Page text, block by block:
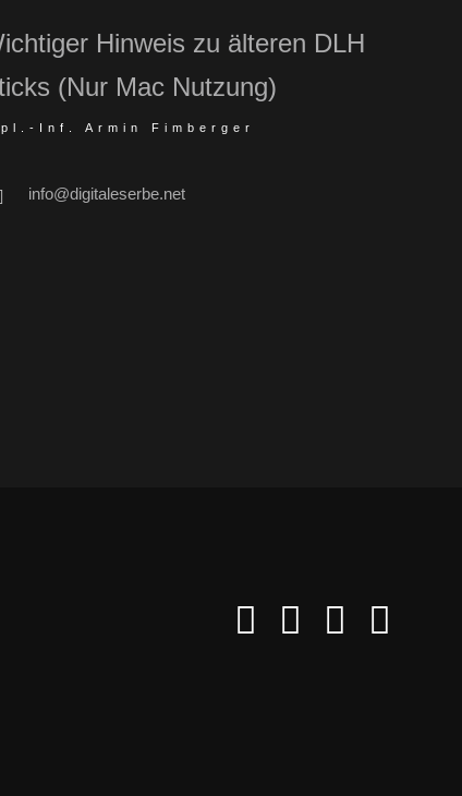
Hinweis zu älteren DLH
(Nur Mac Nutzung)
Inf. Armin Fimberger
info@digitaleserbe.net